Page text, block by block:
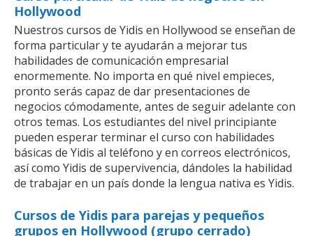
Hollywood
Nuestros cursos de Yidis en Hollywood se enseñan de
forma particular y te ayudarán a mejorar tus
habilidades de comunicación empresarial
enormemente. No importa en qué nivel empieces,
pronto serás capaz de dar presentaciones de
negocios cómodamente, antes de seguir adelante con
otros temas. Los estudiantes del nivel principiante
pueden esperar terminar el curso con habilidades
básicas de Yidis al teléfono y en correos electrónicos,
así como Yidis de supervivencia, dándoles la habilidad
de trabajar en un país donde la lengua nativa es Yidis.
Cursos de Yidis para parejas y pequeños
grupos en Hollywood (grupo cerrado)